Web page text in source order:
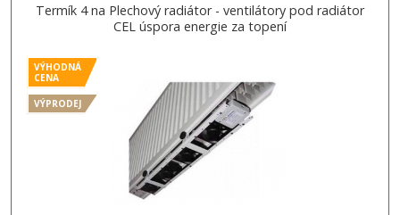
Termík 4 na Plechový radiátor - ventilátory pod radiátor
CEL úspora energie za topení
VÝHODNÁ
CENA
VÝPRODEJ